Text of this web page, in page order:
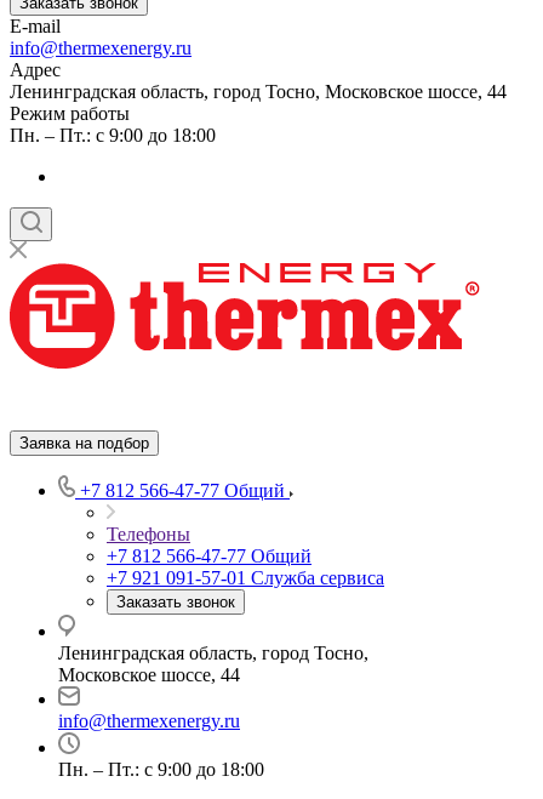
E-mail
info@thermexenergy.ru
Адрес
Ленинградская область, город Тосно, Московское шоссе, 44
Режим работы
Пн. – Пт.: с 9:00 до 18:00
Заявка на подбор
+7 812 566-47-77 Общий
Телефоны
+7 812 566-47-77 Общий
+7 921 091-57-01 Служба сервиса
Заказать звонок
Ленинградская область, город Тосно,
Московское шоссе, 44
info@thermexenergy.ru
Пн. – Пт.: с 9:00 до 18:00